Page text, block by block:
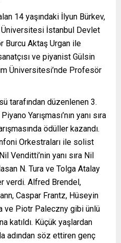
14 yaşındaki İlyun Bürkev,
Üniversitesi İstanbul Devlet
Burcu Aktaş Urgan ile
ve piyanist Gülsin
Üniversitesi’nde Profesör
tarafından düzenlenen 3.
Yarışması’nın yanı sıra
ödüller kazandı.
Orkestraları ile solist
Venditti’nin yanı sıra Nil
N. Tura ve Tolga Atalay
verdi. Alfred Brendel,
Caspar Frantz, Hüseyin
ve Piotr Paleczny gibi ünlü
katıldı. Küçük yaşlardan
adından söz ettiren genç